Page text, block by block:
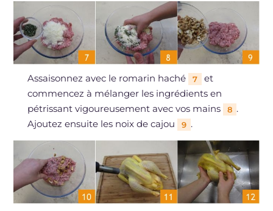
Assaisonnez avec le romarin haché 7
et
commencez à mélanger les ingrédients en
pétrissant vigoureusement avec vos mains
8 .
Ajoutez ensuite les noix de cajou
9 .